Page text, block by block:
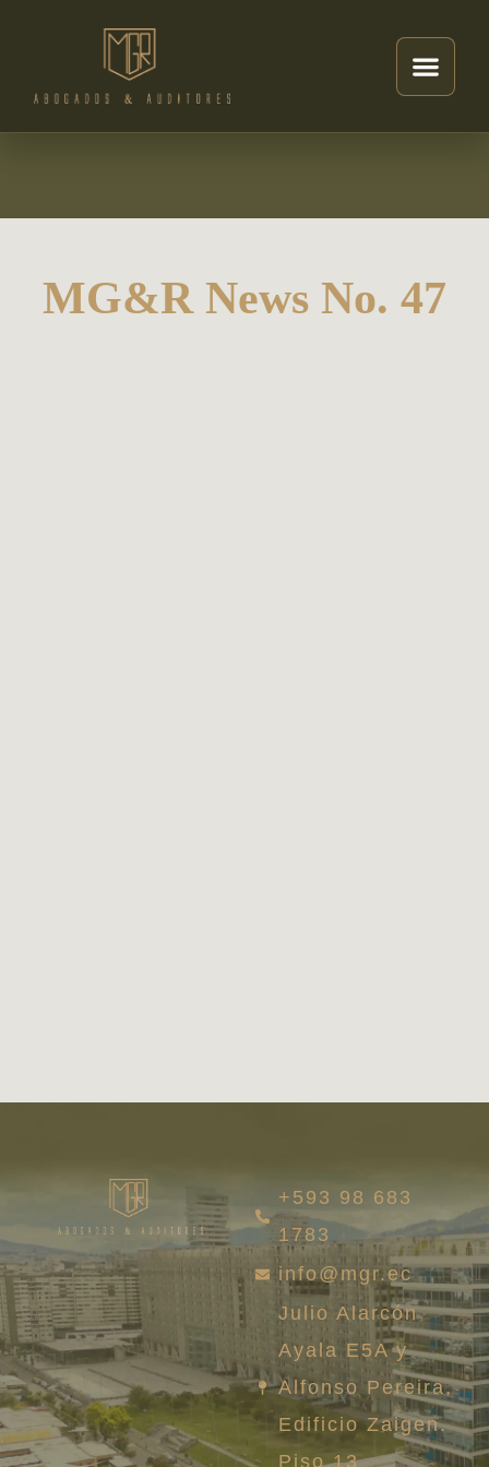
MG&R News No. 47
+593 98 683
1783
info@mgr.ec
Julio Alarcón
Ayala E5A y
Alfonso Pereira,
Edificio Zaigen.
Piso 13